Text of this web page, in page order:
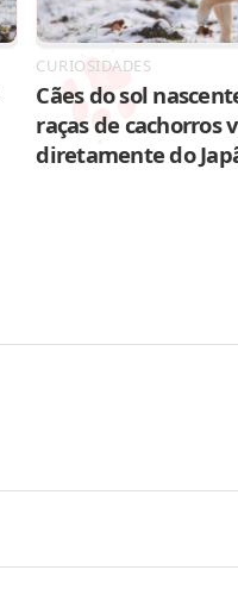
CURIOSIDADES
Cães do sol
raças de cachorros
diretamente do